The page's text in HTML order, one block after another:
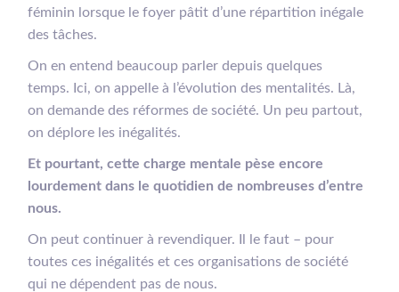
féminin lorsque le foyer pâtit d’une répartition inégale
des tâches.
On en entend beaucoup parlerdepuis quelques
temps. Ici, on appelle à l’évolution des mentalités. Là,
on demande des réformes de société. Un peu partout,
on déplore les inégalités.
Et pourtant, cette charge mentale pèse encore
lourdement dans le quotidien de nombreuses d’entre
nous.
On peut continuer à revendiquer. Il le faut – pour
toutes ces inégalités et ces organisations de société
qui ne dépendent pas de nous.